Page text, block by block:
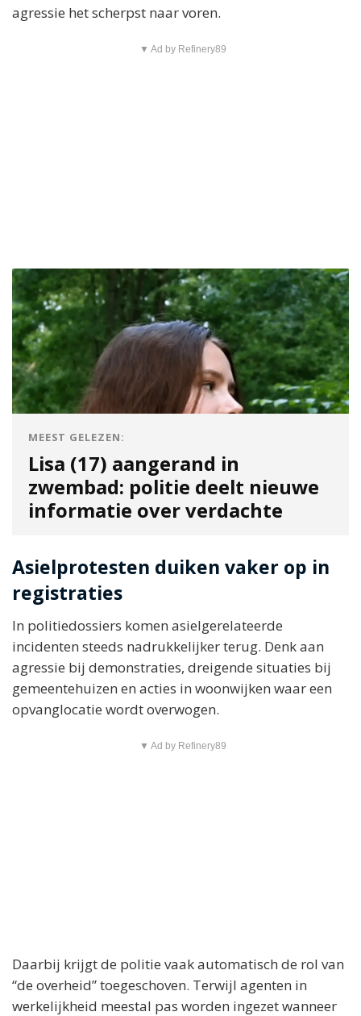
agressie het scherpst naar voren.
▼ Ad by Refinery89
MEEST GELEZEN:
Lisa (17) aangerand in
zwembad: politie deelt nieuwe
informatie over verdachte
Asielprotesten duiken vaker op in
registraties
In politiedossiers komen asielgerelateerde
incidenten steeds nadrukkelijker terug. Denk aan
agressie bij demonstraties, dreigende situaties bij
gemeentehuizen en acties in woonwijken waar een
opvanglocatie wordt overwogen.
▼ Ad by Refinery89
Daarbij krijgt de politie vaak automatisch de rol van
“de overheid” toegeschoven. Terwijl agenten in
werkelijkheid meestal pas worden ingezet wanneer